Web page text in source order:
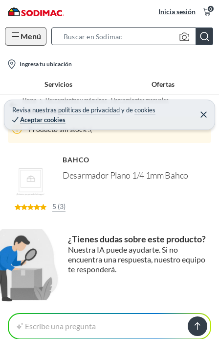
Inicia sesión 0
Menú
h
B
a
Ingresa tu ubicación
Servicios Ofertas
Revisa nuestras políticas de privacidadydecookies
Aceptar cookies
C
e
r
Home
Herramientas y máquinas - Herramientas manuales
Destornillador
Producto sin stock :(
BAHCO
Desarmador Plano 1/4 1mm Bahco
5 (3)
¿Tienes dudas sobre este producto?
Nuestra IA puede ayudarte. Si no
encuentra una respuesta, nuestro equipo
te responderá.
Escribe una pregunta